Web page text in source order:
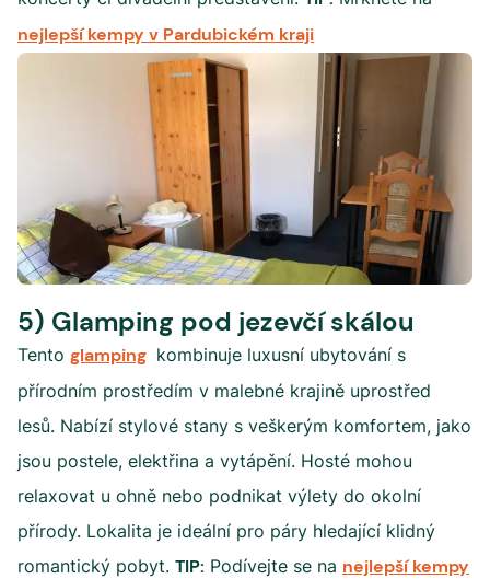
nejlepší kempy v Pardubickém kraji
5) Glamping pod jezevčí skálou
Tento glamping kombinuje luxusní ubytování s
přírodním prostředím v malebné krajině uprostřed
lesů. Nabízí stylové stany s veškerým komfortem, jako
jsou postele, elektřina a vytápění. Hosté mohou
relaxovat u ohně nebo podnikat výlety do okolní
přírody. Lokalita je ideální pro páry hledající klidný
romantický pobyt. TIP: Podívejte se na nejlepší kempy